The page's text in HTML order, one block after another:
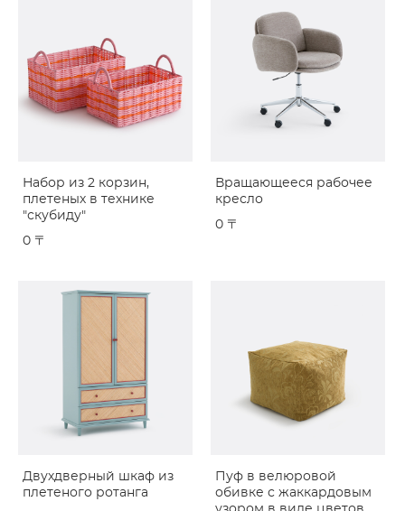
Набор из 2 корзин,
плетеных в технике
"скубиду"
0 〒
Вращающееся рабочее
кресло
0 〒
Двухдверный шкаф из
плетеного ротанга
Пуф в велюровой
обивке с жаккардовым